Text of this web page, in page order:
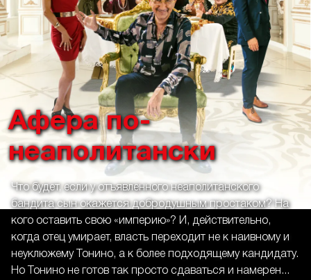
Афера по-
неаполитански
Что будет, если у отъявленного неаполитанского
бандита сын окажется добродушным простаком? На
кого оставить свою «империю»? И, действительно,
когда отец умирает, власть переходит не к наивному и
неуклюжему Тонино, а к более подходящему кандидату.
Но Тонино не готов так просто сдаваться и намерен...